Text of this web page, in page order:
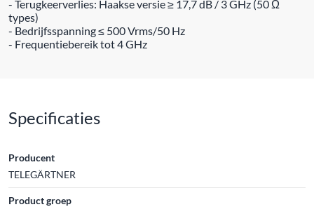
- Terugkeerverlies: Haakse versie ≥ 17,7 dB / 3 GHz (50 Ω
types)
- Bedrijfsspanning ≤ 500 Vrms/50 Hz
- Frequentiebereik tot 4 GHz
Specificaties
Producent
TELEGÄRTNER
Product groep